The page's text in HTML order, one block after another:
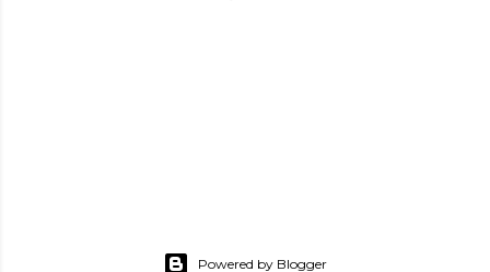
Powered by Blogger